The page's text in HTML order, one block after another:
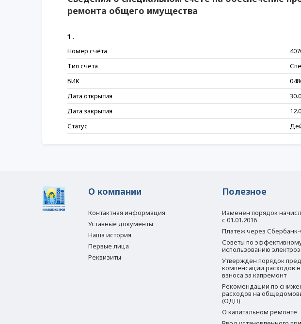
ремонта общего имущества
1 .
Номер счёта
Тип счета
БИК
Дата открытия
Дата закрытия
Статус
О компании
Контактная информация
Уставные документы
Наша история
Первые лица
Реквизиты
Полезное
Изменен порядок
с 01.01.2016
Платеж через
Советы по
использованию
Утвержден порядок
компенсации расходов
взноса за капремонт
Рекомендации по
расходов на
(ОДН)
О капитальном ремонте